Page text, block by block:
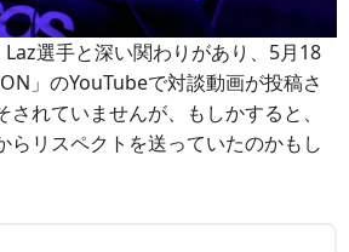
選手と深い関わりがあり、5月18
」のYouTubeで対談動画が投稿さ
れていませんが、もしかすると、
らリスペクトを送っていたのかもし